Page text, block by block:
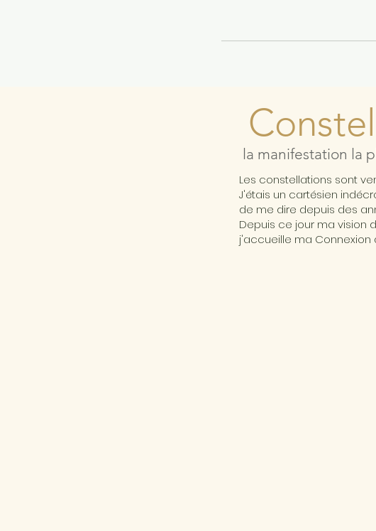
la manifestation la
Les constellations sont
J'étais un cartésien
de me dire depuis des
Depuis ce jour ma vision
j'accueille ma Connexion